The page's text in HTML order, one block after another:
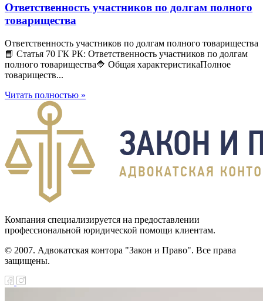
Ответственность участников по долгам полного
товарищества
Ответственность участников по долгам полного товарищества
📘 Статья 70 ГК РК: Ответственность участников по долгам
полного товарищества🔷 Общая характеристикаПолное
товариществ...
Читать полностью »
Компания специализируется на предоставлении
профессиональной юридической помощи клиентам.
© 2007. Адвокатская контора "Закон и Право". Все права
защищены.